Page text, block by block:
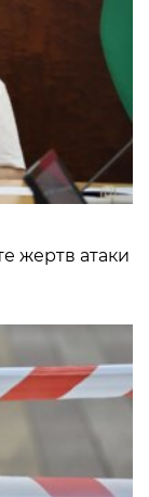
жертв атаки